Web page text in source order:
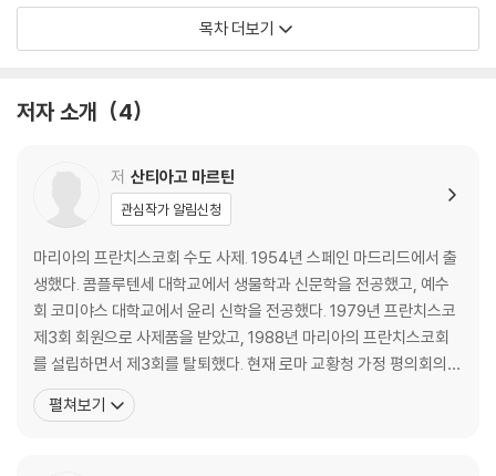
다시 집으로ㆍ109
하느님을 가르치다ㆍ181
공생활의 시작ㆍ236
어둠의 예감ㆍ263
십자가와 함께 걸어가다ㆍ306
기쁨과 눈물의 시간ㆍ378
하느님은 사랑이시다ㆍ402
뒷이야기 마지막 메모ㆍ406
주ㆍ408
목차 더보기
저자 소개 4
저 산티아고 마르틴
관심작가 알림신청
마리아의 프란치스코회 수도 사제. 1954년 스페인 마드리드에서 출
생했다. 콤플루텐세 대학교에서 생물학과 신문학을 전공했고, 예수
회 코미야스 대학교에서 윤리 신학을 전공했다. 1979년 프란치스코
제3회 회원으로 사제품을 받았고, 1988년 마리아의 프란치스코회
를 설립하면서 제3회를 탈퇴했다. 현재 로마 교황청 가정 평의회의
자문을 맡고 있으며, 그가 설립한 마리아의 프란치스코회는 전 세계
38개국에 분원이 있다. 저서로는 『왜 신앙이 필요한가Para que sir
펼쳐보기